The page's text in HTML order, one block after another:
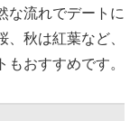
な流れでデートに
秋は紅葉など、
おすすめです。